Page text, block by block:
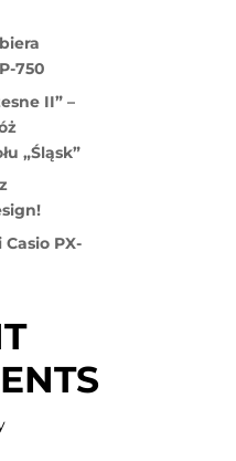
750
II” –
„Śląsk”
PX-